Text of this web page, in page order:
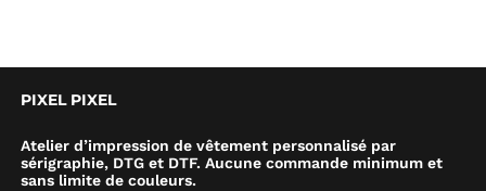
PIXEL PIXEL
Atelier d’impression de vêtement personnalisé par
sérigraphie, DTG et DTF. Aucune commande minimum et
sans limite de couleurs.